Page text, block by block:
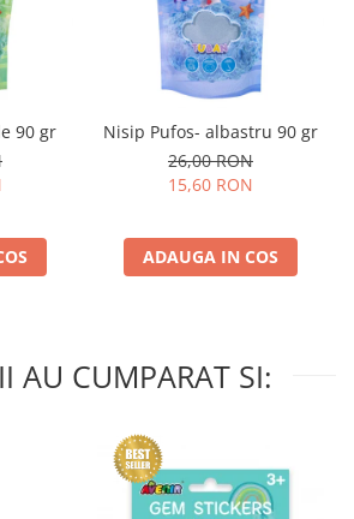
90 gr
Nisip Pufos- albastru 90 gr
26,00 RON
15,60 RON
ADAUGA IN COS
AU CUMPARAT SI: